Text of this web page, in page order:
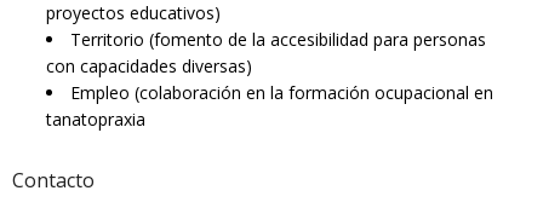
proyectos educativos)
Territorio (fomento de la accesibilidad para personas
con capacidades diversas)
Empleo (colaboración en la formación ocupacional en
tanatopraxia
Contacto